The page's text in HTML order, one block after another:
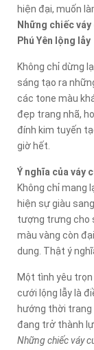
hiện đại, muốn
Những chiếc
Phú Yên lộng lẫy
Không chỉ dừng
sáng tạo ra
các tone màu
đẹp trang nhã,
đính kim tuyến
giờ hết.
Ý nghĩa của váy
Không chỉ mang
hiện sự giàu
tượng trưng cho
màu vàng còn
dung. Thật ý
Một tình yêu
cưới lộng lẫy là
hướng thời trang
đang trở thành
Những chiếc váy